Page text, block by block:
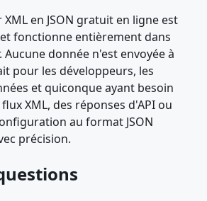
en JSON gratuit en ligne est
fonctionne entièrement dans
donnée n'est envoyée à
pour les développeurs, les
et quiconque ayant besoin
XML, des réponses d'API ou
au format JSON
précision.